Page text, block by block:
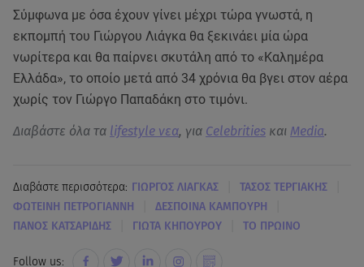
Σύμφωνα με όσα έχουν γίνει μέχρι τώρα γνωστά, η
εκπομπή του Γιώργου Λιάγκα θα ξεκινάει μία ώρα
νωρίτερα και θα παίρνει σκυτάλη από το «Καλημέρα
Ελλάδα», το οποίο μετά από 34 χρόνια θα βγει στον αέρα
χωρίς τον Γιώργο Παπαδάκη στο τιμόνι.
Διαβάστε όλα τα lifestyle νεα, για Celebrities και Media.
Διαβάστε περισσότερα: ΓΙΩΡΓΟΣ ΛΙΑΓΚΑΣ ΤΑΣΟΣ ΤΕΡΓΙΑΚΗΣ
ΦΩΤΕΙΝΗ ΠΕΤΡΟΓΙΑΝΝΗ ΔΕΣΠΟΙΝΑ ΚΑΜΠΟΥΡΗ
ΠΑΝΟΣ ΚΑΤΣΑΡΙΔΗΣ ΓΙΩΤΑ ΚΗΠΟΥΡΟΥ ΤΟ ΠΡΩΙΝΟ
Follow us: